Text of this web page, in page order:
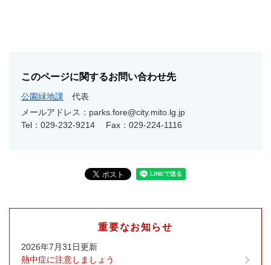
このページに関するお問い合わせ先
公園緑地課
代表
メールアドレス：parks.fore@city.mito.lg.jp
Tel：029-232-9214
Fax：029-224-1116
重要なお知らせ
2026年7月31日更新
熱中症に注意しましょう